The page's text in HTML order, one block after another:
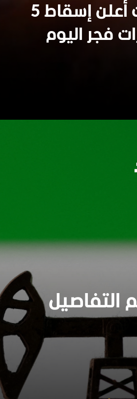
بالكويت أعلن إسقاط 5
فجر اليوم
جميعا
التفاصيل